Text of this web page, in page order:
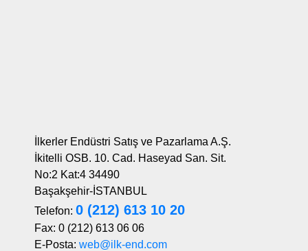
İlkerler Endüstri Satış ve Pazarlama A.Ş.
İkitelli OSB. 10. Cad. Haseyad San. Sit.
No:2 Kat:4 34490
Başakşehir-İSTANBUL
Telefon: 0 (212) 613 10 20
Fax: 0 (212) 613 06 06
E-Posta: web@ilk-end.com